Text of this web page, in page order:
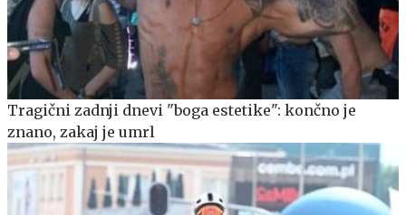
Tragični zadnji dnevi "boga estetike": končno je
znano, zakaj je umrl